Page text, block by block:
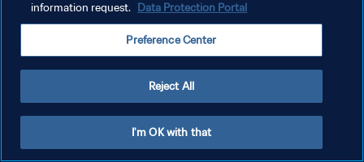
information request. Data Protection Portal
Preference Center
Reject All
I'm OK with that